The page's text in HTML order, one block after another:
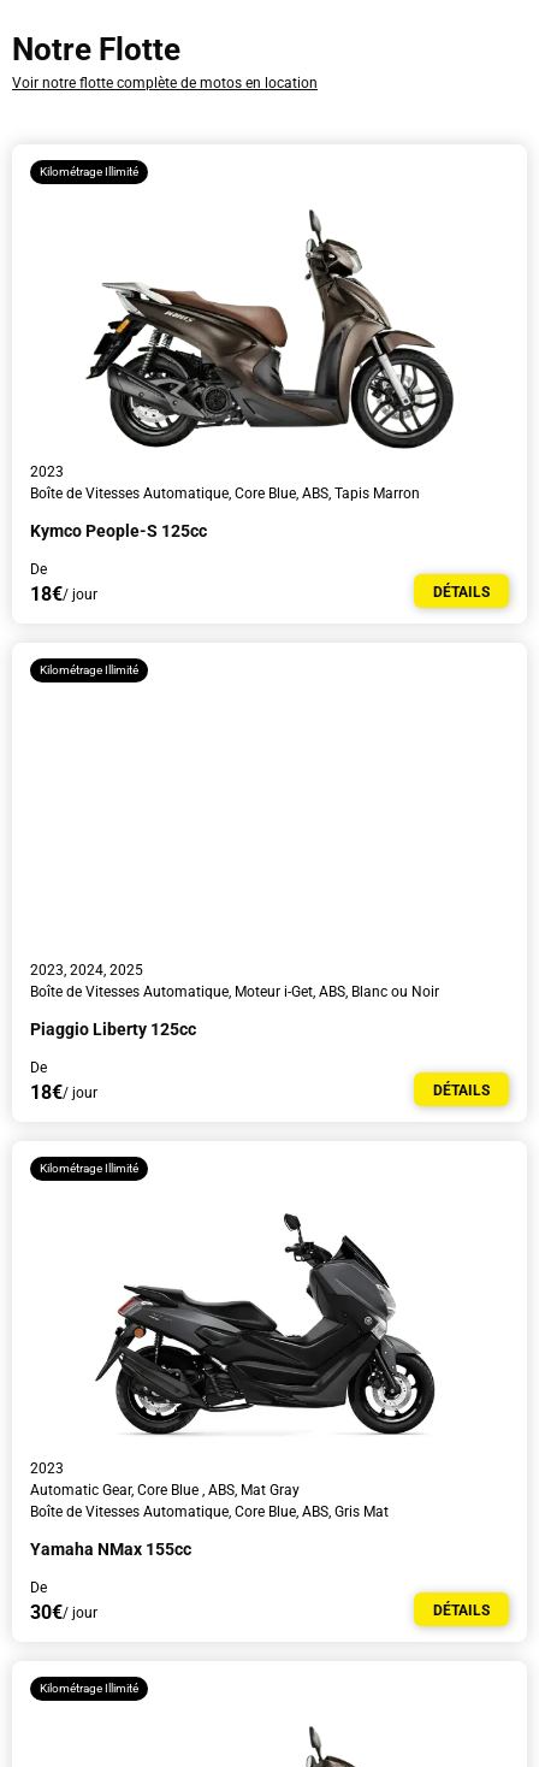
Date
Informations sur le conducteur
Notre Flotte
Voir notre flotte complète de motos en location
Kilométrage Illimité
2023
Boîte de Vitesses Automatique, Core Blue, ABS, Tapis Marron
Kymco People-S 125cc
De
18€/ jour DÉTAILS
Kilométrage Illimité
2023, 2024, 2025
Boîte de Vitesses Automatique, Moteur i-Get, ABS, Blanc ou Noir
Piaggio Liberty 125cc
De
18€/ jour DÉTAILS
Kilométrage Illimité
2023
Automatic Gear, Core Blue , ABS, Mat Gray
Boîte de Vitesses Automatique, Core Blue, ABS, Gris Mat
Yamaha NMax 155cc
De
30€/ jour DÉTAILS
Kilométrage Illimité